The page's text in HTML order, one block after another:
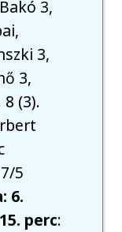
3,
3,
3,
(3).
5
6.
15. perc: